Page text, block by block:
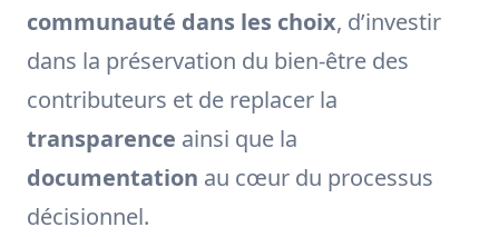
communauté dans les choix, d’investir
dans la préservation du bien-être des
contributeurs et de replacer la
transparence ainsi que la
documentation au cœur du processus
décisionnel.